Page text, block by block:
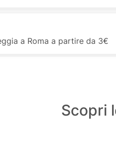
a Roma a partire da 3€
Scopri